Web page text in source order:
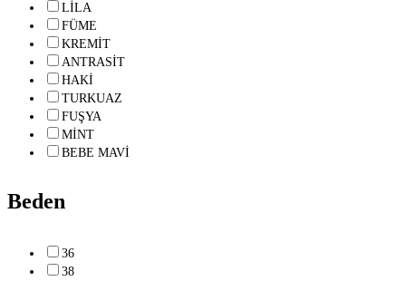
LİLA
FÜME
KREMİT
ANTRASİT
HAKİ
TURKUAZ
FUŞYA
MİNT
BEBE MAVİ
Beden
36
38